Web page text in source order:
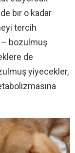
bir o kadar
tercih
bozulmuş
de
yiyecekler,